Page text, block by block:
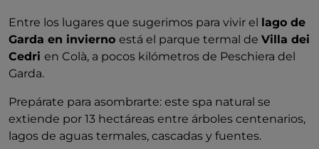
Entre los lugares que sugerimos para vivir el lago de
Garda en invierno está el parque termal de Villa dei
Cedri en Colà, a pocos kilómetros de Peschiera del
Garda.
Prepárate para asombrarte: este spa natural se
extiende por 13 hectáreas entre árboles centenarios,
lagos de aguas termales, cascadas y fuentes.